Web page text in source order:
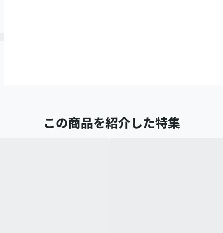
この商品を紹介した特集